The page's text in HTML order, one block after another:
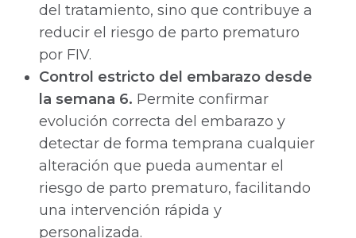
del tratamiento, sino que contribuye a
reducir el riesgo de parto prematuro
por FIV.
Control estricto del embarazo desde
la semana 6. Permite confirmar
evolución correcta del embarazo y
detectar de forma temprana cualquier
alteración que pueda aumentar el
riesgo de parto prematuro, facilitando
una intervención rápida y
personalizada.